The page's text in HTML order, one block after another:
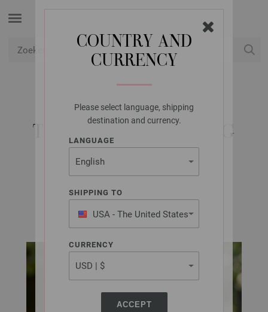
COUNTRY AND
CURRENCY
Please select language, shipping
destination and currency.
LANGUAGE
SHIPPING TO
USA - The United States
of America
CURRENCY
ACCEPT
LANA GROSSA
TRUI COOL WOOL BIG
MELANGE
FILATI INFANTI Uitgave 16 (NL) | Model 88